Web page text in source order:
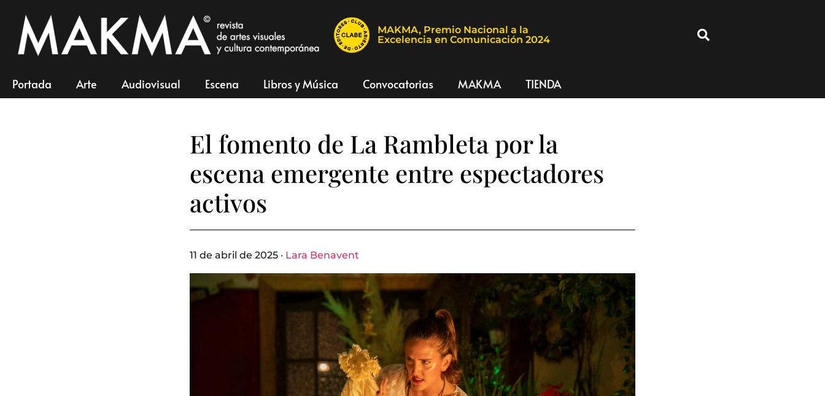
MAKMA, Premio Nacional a la
Excelencia en Comunicación 2024
Portada Arte Audiovisual Escena Libros y Música Convocatorias MAKMA TIENDA
El fomento de La Rambleta por la
escena emergente entre espectadores
activos
11 de abril de 2025 · Lara Benavent